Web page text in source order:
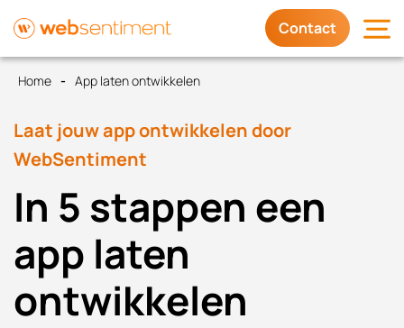
Diensten
Waarom wij
Trots op
Contact
Contact
Home App laten ontwikkelen
Laat jouw app ontwikkelen door
WebSentiment
In 5 stappen een
app laten
ontwikkelen